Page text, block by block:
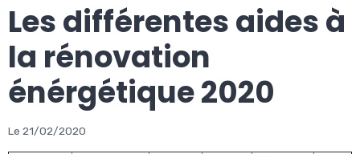
Les différentes aides à
la rénovation
énérgétique 2020
Le 21/02/2020